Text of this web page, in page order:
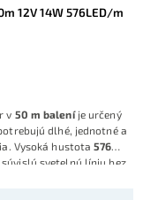
12V 14W 576LED/m
v 50 m baleníje určený
dlhé, jednotné a
Vysoká hustota576
súvislú svetelnú líniu bez